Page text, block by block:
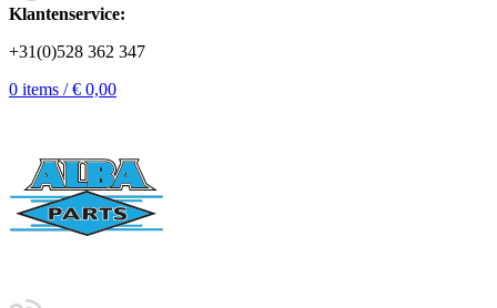
Klantenservice:
+31(0)528 362 347
0 items / € 0,00